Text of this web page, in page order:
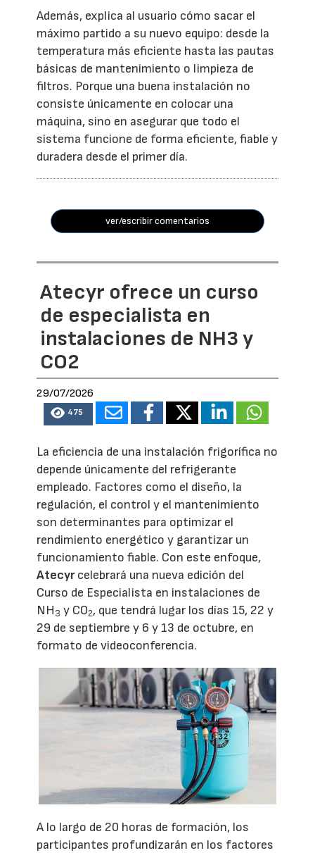
Además, explica al usuario cómo sacar el
máximo partido a su nuevo equipo: desde la
temperatura más eficiente hasta las pautas
básicas de mantenimiento o limpieza de
filtros. Porque una buena instalación no
consiste únicamente en colocar una
máquina, sino en asegurar que todo el
sistema funcione de forma eficiente, fiable y
duradera desde el primer día.
ver/escribir comentarios
Atecyr ofrece un curso
de especialista en
instalaciones de NH3 y
CO2
29/07/2026
475
La eficiencia de una instalación frigorífica no
depende únicamente del refrigerante
empleado. Factores como el diseño, la
regulación, el control y el mantenimiento
son determinantes para optimizar el
rendimiento energético y garantizar un
funcionamiento fiable. Con este enfoque,
Atecyrcelebrará una nueva edición del
Curso de Especialista en instalaciones de
NH3 y CO2, que tendrá lugar los días 15, 22 y
29 de septiembre y 6 y 13 de octubre, en
formato de videoconferencia.
A lo largo de 20 horas de formación, los
participantes profundizarán en los factores